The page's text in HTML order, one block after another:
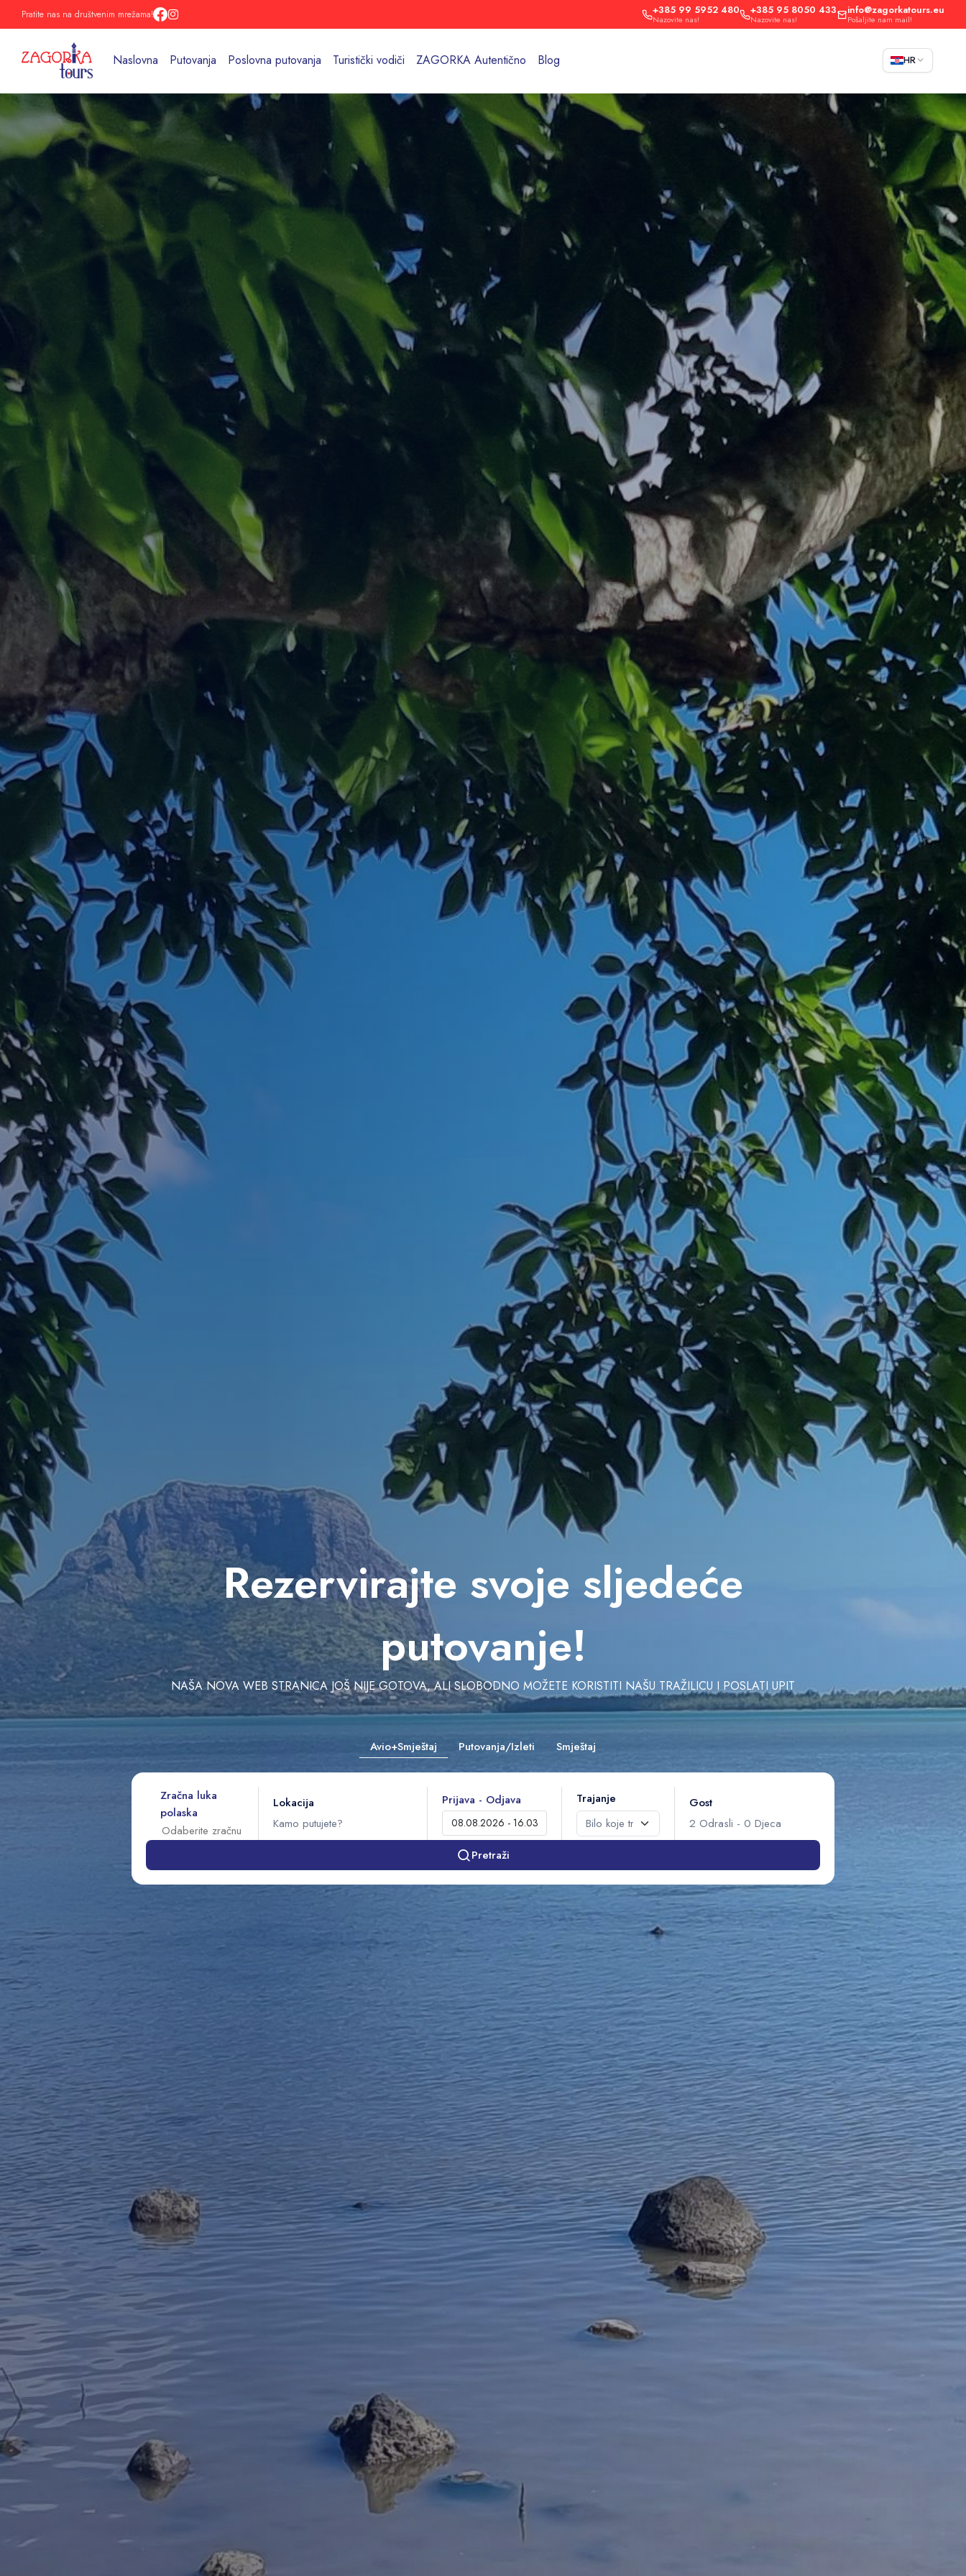
Pratite nas na društvenim mrežama! +385 99 5952 480
Nazovite nas!
+385 95 8050 433
Nazovite nas!
info@zagorkatours.eu
Pošaljite nam mail!
Naslovna Putovanja Poslovna putovanja Turistički vodiči ZAGORKA Autentično Blog HR
Rezervirajte svoje sljedeće
putovanje!
NAŠA NOVA WEB STRANICA JOŠ NIJE GOTOVA, ALI SLOBODNO MOŽETE KORISTITI NAŠU TRAŽILICU I POSLATI UPIT
Avio+Smještaj Putovanja/Izleti Smještaj
Zračna luka
polaska
Lokacija Prijava - Odjava Trajanje
Gost
2 Odrasli - 0 Djeca
Pretraži